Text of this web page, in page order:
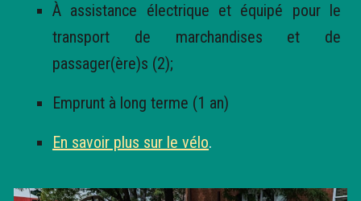
À assistance électrique et équipé pour le
transport de marchandises et de
passager(ère)s (2);
Emprunt à long terme (1 an)
En savoir plus sur le vélo.